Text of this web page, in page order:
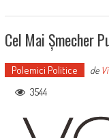
Cel Mai Șmecher
Polemici Politice de
3544